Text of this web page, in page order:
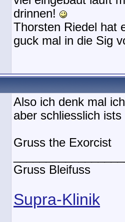
drinnen!
Thorsten Riedel hat
guck mal in die Sig
Also ich denk mal
aber schliesslich ists
Gruss the Exorcist
Gruss Bleifuss
Supra-Klinik